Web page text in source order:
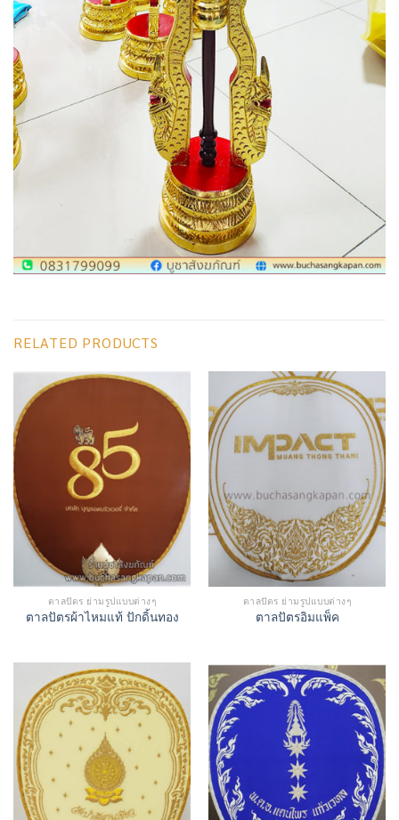
RELATED PRODUCTS
ตาลปัตร ย่ามรูปแบบต่างๆ
ตาลปัตรผ้าไหมแท้ ปักดิ้นทอง
ตาลปัตร ย่ามรูปแบบต่างๆ
ตาลปัตรอิมแพ็ค